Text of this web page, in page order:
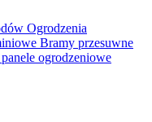
Ogrodzenia
Bramy przesuwne
ogrodzeniowe